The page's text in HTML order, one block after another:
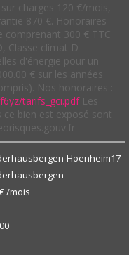
charges 120 €/mois,
870 €. Honoraires
comprenant 300 € TTC
Classe climat D
d'énergie pour un
€ sur les années
Nos honoraires :
tarifs_gci.pdfLes
bien est exposé sont
Hoenheim17
/mois